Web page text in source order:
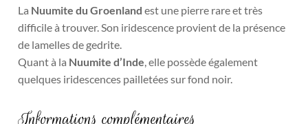
La Nuumite du Groenlandest une pierre rare et très
difficile à trouver. Son iridescence provient de la présence
de lamelles de gedrite.
Quant à la Nuumite d’Inde , elle possède également
quelques iridescences pailletées sur fond noir.
Informations complémentaires